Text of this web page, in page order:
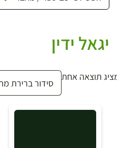
יגאל ידין
תוצאה אחת